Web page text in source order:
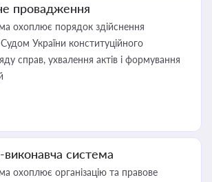
провадження
охоплює порядок здійснення
України конституційного
справ, ухвалення актів і формування
система
охоплює організацію та правове